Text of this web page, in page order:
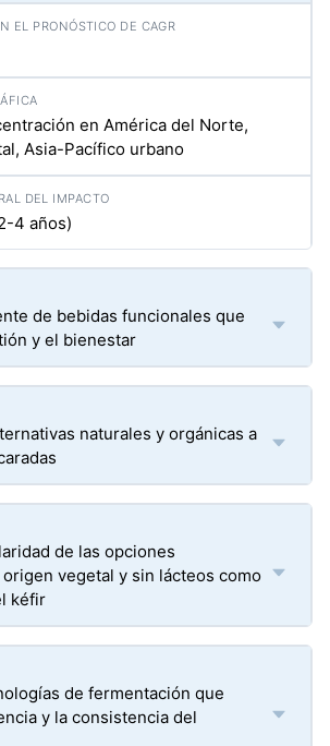
en América del Norte,
Asia-Pacífico urbano
4 años)
de bebidas funcionales que
y el bienestar
naturales y orgánicas a
de las opciones
vegetal y sin lácteos como
kéfir
de fermentación que
y la consistencia del